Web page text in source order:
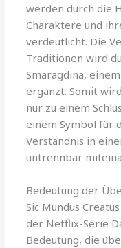
werden durch die
Charaktere und
verdeutlicht. Die
Traditionen wird
Smaragdina,
ergänzt. Somit wird
nur zu einem
einem Symbol für
Verständnis in
untrennbar
Bedeutung der
Sic Mundus
der Netflix-Serie
Bedeutung, die